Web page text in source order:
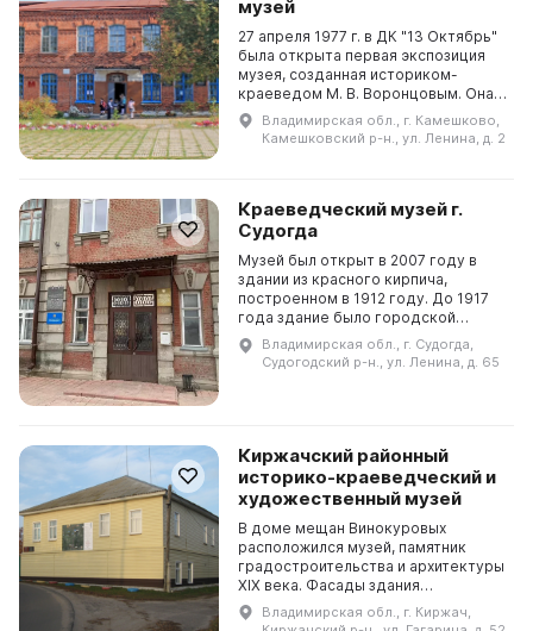
музей
27 апреля 1977 г. в ДК "13 Октябрь"
была открыта первая экспозиция
музея, созданная историком-
краеведом М. В. Воронцовым. Она
была посвящена истории и
трудовой славе фабрики им. Я. М.
Свердлова. В 200...
Владимирская обл., г. Камешково,
Камешковский р-н., ул. Ленина, д. 2
Краеведческий музей г.
Судогда
Музей был открыт в 2007 году в
здании из красного кирпича,
построенном в 1912 году. До 1917
года здание было городской
думой, а потом до 2017 года
райисполкомом и городской
администрацией. В настоящее...
Владимирская обл., г. Судогда,
Судогодский р-н., ул. Ленина, д. 65
Киржачский районный
историко-краеведческий и
художественный музей
В доме мещан Винокуровых
расположился музей, памятник
градостроительства и архитектуры
XIX века. Фасады здания
приукрашены карнизами,
прерывистыми поясками,
Владимирская обл., г. Киржач,